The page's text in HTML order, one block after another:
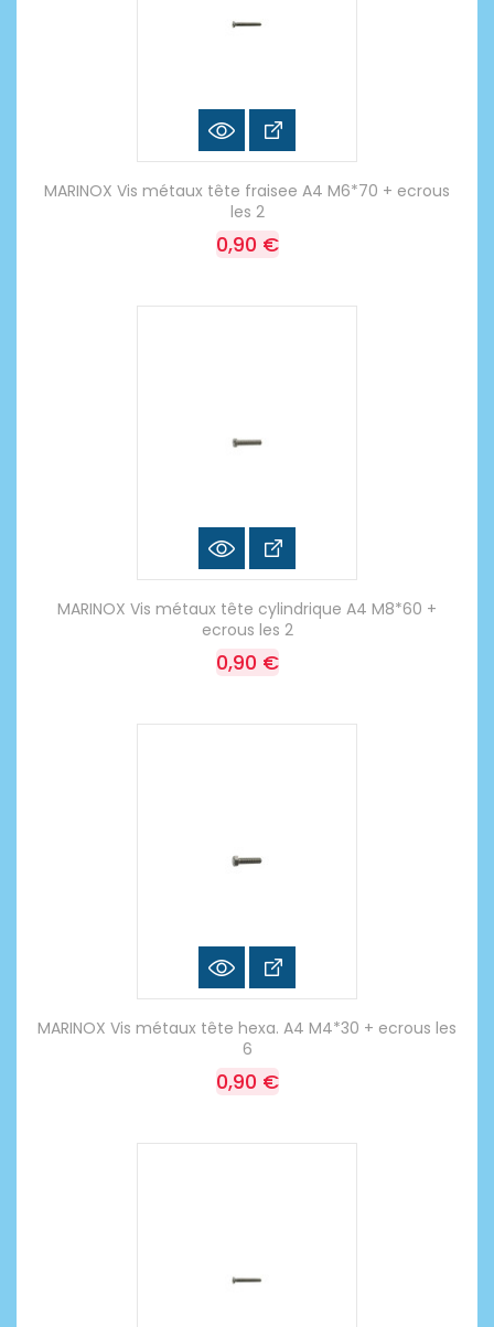
MARINOX Vis métaux tête fraisee A4 M6*70 + ecrous
les 2
0,90 €
MARINOX Vis métaux tête cylindrique A4 M8*60 +
ecrous les 2
0,90 €
MARINOX Vis métaux tête hexa. A4 M4*30 + ecrous les
6
0,90 €